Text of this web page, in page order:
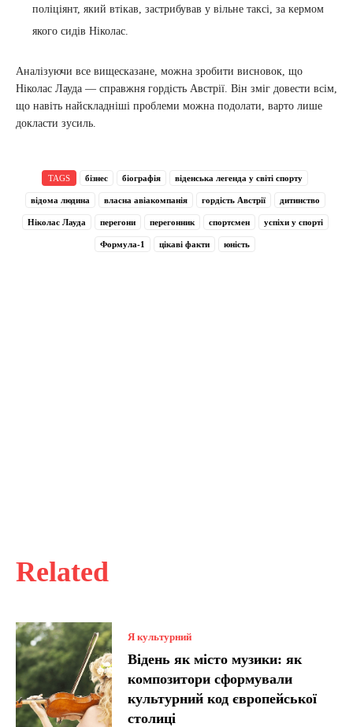
Related
Я культурний
Відень як місто музики: як
композитори сформували
культурний код європейської
столиці
поліціянт, який втікав, застрибував у вільне таксі, за кермом
якого сидів Ніколас.
Аналізуючи все вищесказане, можна зробити висновок, що
Ніколас Лауда — справжня гордість Австрії. Він зміг довести всім,
що навіть найскладніші проблеми можна подолати, варто лише
докласти зусиль.
TAGS бізнес біографія віденська легенда у світі спорту
відома людина власна авіакомпанія гордість Австрії дитинство
Ніколас Лауда перегони перегонник спортсмен успіхи у спорті
Формула-1 цікаві факти юність